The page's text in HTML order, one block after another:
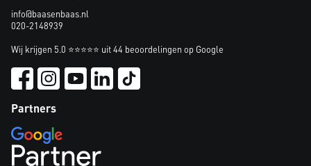
info@baasenbaas.nl
020-2148939
Wij krijgen 5.0 ⭐⭐⭐⭐⭐ uit 44 beoordelingen op Google
Partners